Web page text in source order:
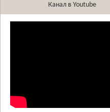
Канал в Youtube